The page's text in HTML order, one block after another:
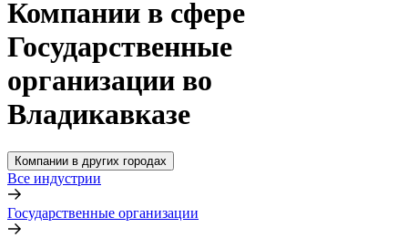
Компании в сфере
Государственные
организации во
Владикавказе
Компании в других городах
Все индустрии
Государственные организации